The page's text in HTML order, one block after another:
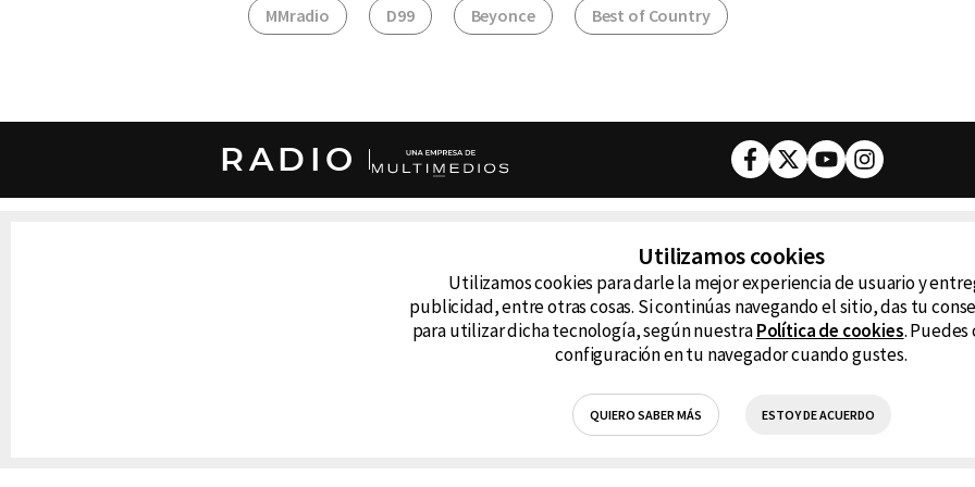
MMradio D99 Beyonce Best of Country
RADIO Facebook
TwitterYoutubeInstagram
cualquier medio electrónico o magnético.
D99
La Caliente
RG Deportiva
Utilizamos cookies
Utilizamos cookies para darle la mejor experiencia de usuario y
publicidad, entre otras cosas. Si continúas navegando el sitio, das tu
para utilizar dicha tecnología, según nuestraPolítica de cookies. Puedes
configuración en tu navegador cuando gustes.
QUIERO SABER MÁS ESTOY DE ACUERDO